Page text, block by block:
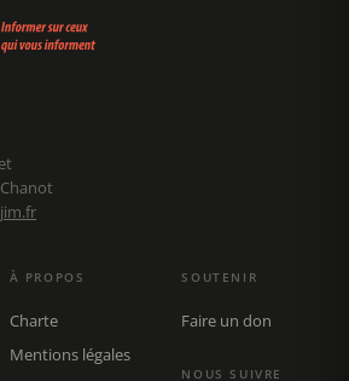
À PROPOS
Charte
Mentions légales
SOUTENIR
Faire un don
NOUS SUIVRE